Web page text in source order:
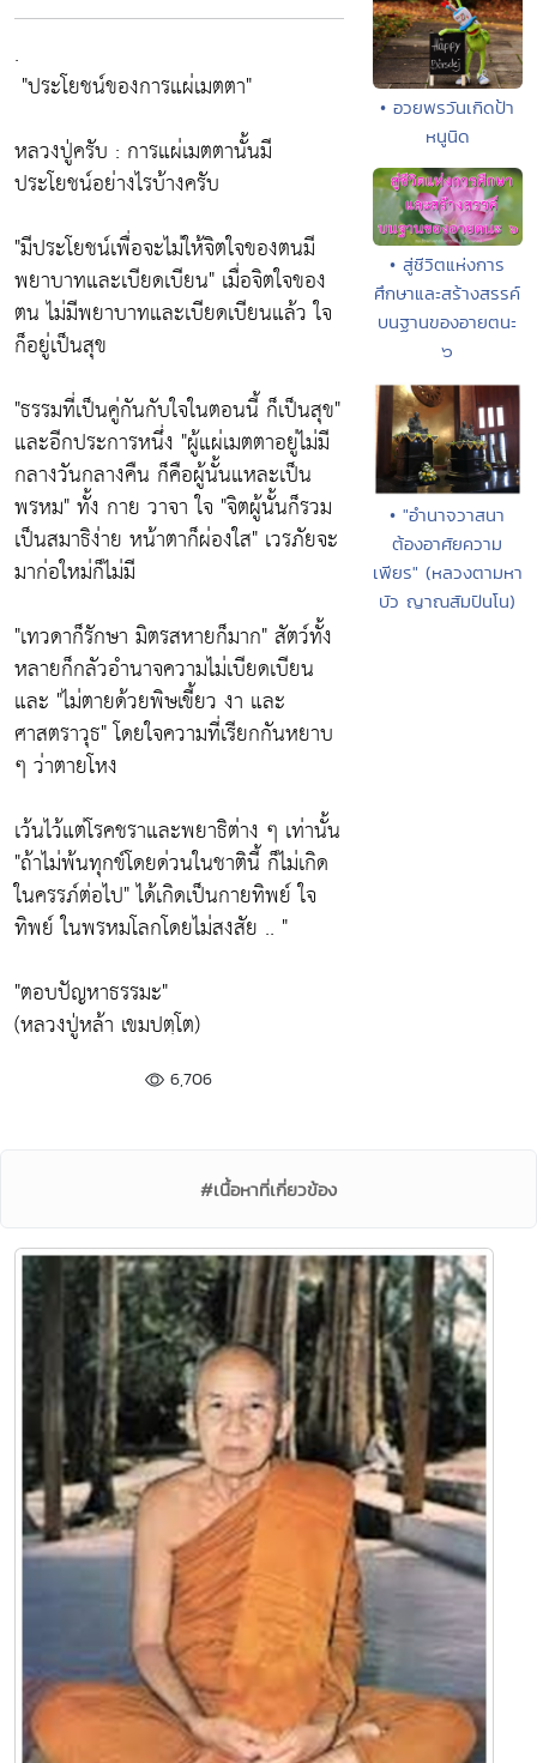
.
"ประโยชน์ของการแผ่เมตตา"
หลวงปู่ครับ : การแผ่เมตตานั้นมี
ประโยชน์อย่างไรบ้างครับ
"มีประโยชน์เพื่อจะไม่ให้จิตใจของตนมี
พยาบาทและเบียดเบียน" เมื่อจิตใจของ
ตน ไม่มีพยาบาทและเบียดเบียนแล้ว ใจ
ก็อยู่เป็นสุข
"ธรรมที่เป็นคู่กันกับใจในตอนนี้ ก็เป็นสุข"
และอีกประการหนึ่ง "ผู้แผ่เมตตาอยู่ไม่มี
กลางวันกลางคืน ก็คือผู้นั้นแหละเป็น
พรหม" ทั้ง กาย วาจา ใจ "จิตผู้นั้นก็รวม
เป็นสมาธิง่าย หน้าตาก็ผ่องใส" เวรภัยจะ
มาก่อใหม่ก็ไม่มี
"เทวดาก็รักษา มิตรสหายก็มาก"สัตว์ทั้ง
หลายก็กลัวอำนาจความไม่เบียดเบียน
และ "ไม่ตายด้วยพิษเขี้ยว งา และ
ศาสตราวุธ"โดยใจความที่เรียกกันหยาบ
ๆ ว่าตายโหง
เว้นไว้แต่โรคชราและพยาธิต่าง ๆ เท่านั้น
"ถ้าไม่พ้นทุกข์โดยด่วนในชาตินี้ ก็ไม่เกิด
ในครรภ์ต่อไป"ได้เกิดเป็นกายทิพย์ ใจ
ทิพย์ ในพรหมโลกโดยไม่สงสัย .. "
"ตอบปัญหาธรรมะ"
(หลวงปู่หล้า เขมปตฺโต)
6,706
• อวยพรวันเกิดป้า
หนูนิด
• สู่ชีวิตแห่งการ
ศึกษาและสร้างสรรค์
บนฐานของอายตนะ
๖
• "อำนาจวาสนา
ต้องอาศัยความ
เพียร" (หลวงตามหา
บัว ญาณสัมปันโน)
#เนื้อหาที่เกี่ยวข้อง